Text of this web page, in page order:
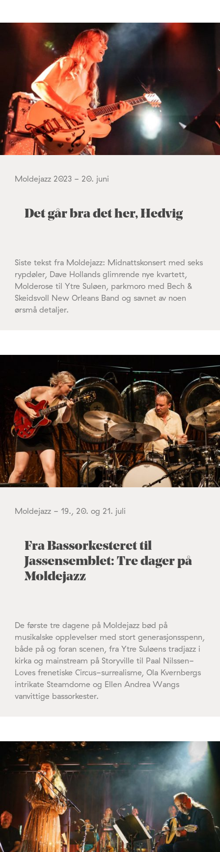
Moldejazz 2023 - 20. juni
Det går bra det her, Hedvig
Siste tekst fra Moldejazz: Midnattskonsert med seks
rypdøler, Dave Hollands glimrende nye kvartett,
Molderose til Ytre Suløen, parkmoro med Bech &
Skeidsvoll New Orleans Band og savnet av noen
ørsmå detaljer.
Moldejazz - 19., 20. og 21. juli
Fra Bassorkesteret til
Jassensemblet: Tre dager på
Moldejazz
De første tre dagene på Moldejazz bød på
musikalske opplevelser med stort generasjonsspenn,
både på og foran scenen, fra Ytre Suløens tradjazz i
kirka og mainstream på Storyville til Paal Nilssen-
Loves frenetiske Circus-surrealisme, Ola Kvernbergs
intrikate Steamdome og Ellen Andrea Wangs
vanvittige bassorkester.